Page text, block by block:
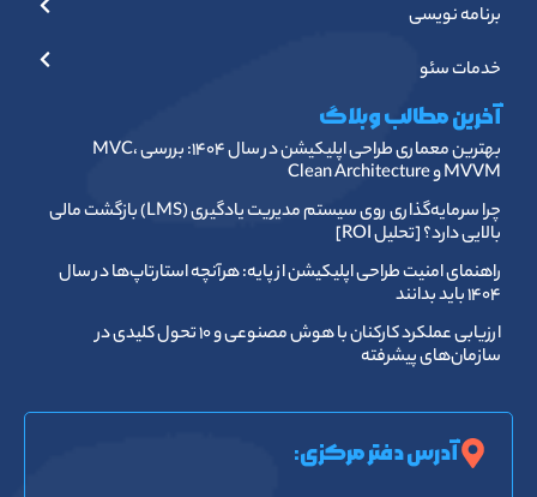
برنامه نویسی
خدمات سئو
آخرین مطالب وبلاگ
بهترین معماری طراحی اپلیکیشن در سال ۱۴۰۴: بررسی MVC،
MVVM و Clean Architecture
چرا سرمایه‌گذاری روی سیستم مدیریت یادگیری (LMS) بازگشت مالی
بالایی دارد؟ [تحلیل ROI]
راهنمای امنیت طراحی اپلیکیشن از پایه: هرآنچه استارتاپ‌ها در سال
۱۴۰۴ باید بدانند
ارزیابی عملکرد کارکنان با هوش مصنوعی و ۱۰ تحول کلیدی در
سازمان‌های پیشرفته
آدرس دفتر مرکزی: